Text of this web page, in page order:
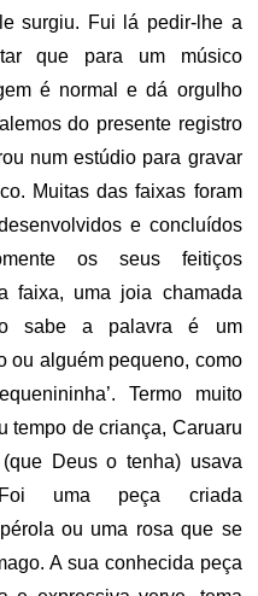
surgiu. Fui lá pedir-lhe a
que para um músico
é normal e dá orgulho
do presente registro
num estúdio para gravar
Muitas das faixas foram
e concluídos
os seus feitiços
faixa, uma joia chamada
sabe a palavra é um
ou alguém pequeno, como
Termo muito
tempo de criança, Caruaru
Deus o tenha) usava
uma peça criada
ou uma rosa que se
A sua conhecida peça